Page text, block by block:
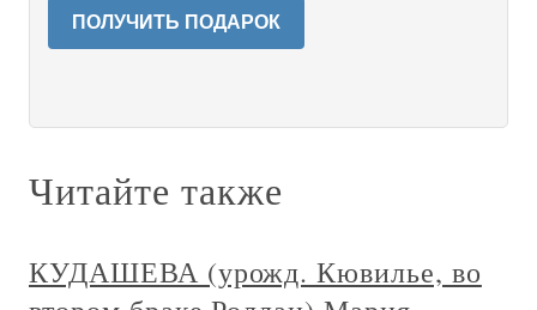
ПОЛУЧИТЬ ПОДАРОК
Читайте также
КУДАШЕВА (урожд. Кювилье, во